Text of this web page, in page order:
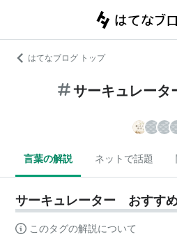
はてなブログ トップ
サーキュレー
言葉の解説 ネットで話題
サーキュレーター おすす
このタグの解説について